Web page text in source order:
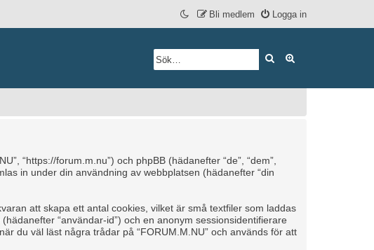
Logga in
Bli medlem
Sök
“https://forum.m.nu”) och phpBB (hädanefter “de”, “dem”,
in under din användning av webbplatsen (hädanefter “din
att skapa ett antal cookies, vilket är små textfiler som laddas
“användar-id”) och en anonym sessionsidentifierare
du väl läst några trådar på “FORUM.M.NU” och används för att